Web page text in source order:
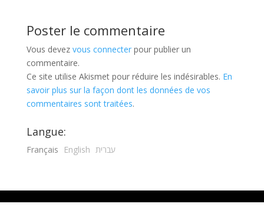
Poster le commentaire
Vous devez vous connecterpour publier un
commentaire.
Ce site utilise Akismet pour réduire les indésirables. En
savoir plus sur la façon dont les données de vos
commentaires sont traitées.
Langue:
Français English עברית